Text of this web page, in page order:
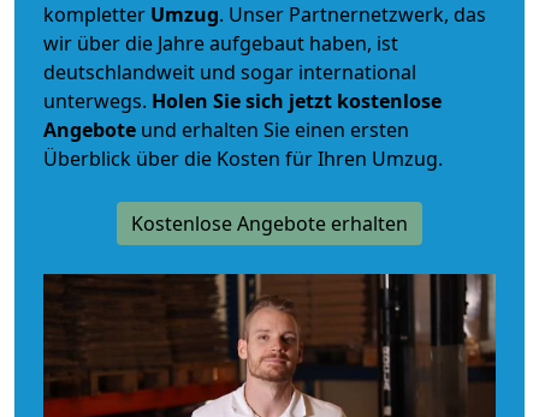
kompletter Umzug. Unser Partnernetzwerk, das
wir über die Jahre aufgebaut haben, ist
deutschlandweit und sogar international
unterwegs. Holen Sie sich jetzt kostenlose
Angebote und erhalten Sie einen ersten
Überblick über die Kosten für Ihren Umzug.
Kostenlose Angebote erhalten